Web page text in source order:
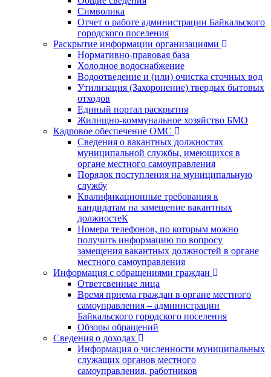
Символика
Отчет о работе администрации Байкальского
городского поселения
Раскрытие информации организациями
Нормативно-правовая база
Холодное водоснабжение
Водоотведение и (или) очистка сточных вод
Утилизация (Захоронение) твердых бытовых
отходов
Единый портал раскрытия
Жилищно-коммунальное хозяйство БМО
Кадровое обеспечение ОМС
Сведения о вакантных должностях
муниципальной службы, имеющихся в
органе местного самоуправления
Порядок поступления на муниципальную
службу
Квалификационные требования к
кандидатам на замещение вакантных
должностеК
Номера телефонов, по которым можно
получить информацию по вопросу
замещения вакантных должностей в органе
местного самоуправления
Информация с обращениями граждан
Ответсвенные лица
Время приема граждан в органе местного
самоуправления – администрации
Байкальского городского поселения
Обзоры обращений
Сведения о доходах
Информация о численности муниципальных
служащих органов местного
самоуправления, работников